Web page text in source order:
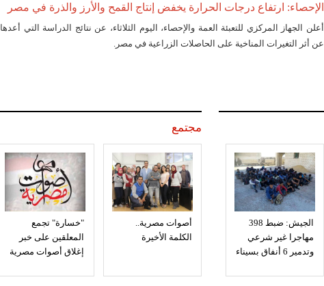
الإحصاء: ارتفاع درجات الحرارة يخفض إنتاج القمح والأرز والذرة في مصر
أعلن الجهاز المركزي للتعبئة العمة والإحصاء، اليوم الثلاثاء، عن نتائج الدراسة التي أعدها
عن أثر التغيرات المناخية على الحاصلات الزراعية في مصر.
الجيش: ضبط 398
مهاجرا غير شرعي
وتدمير 6 أنفاق بسيناء
مجتمع
أصوات مصرية..
الكلمة الأخيرة
"خسارة" تجمع
المعلقين على خبر
إغلاق أصوات مصرية